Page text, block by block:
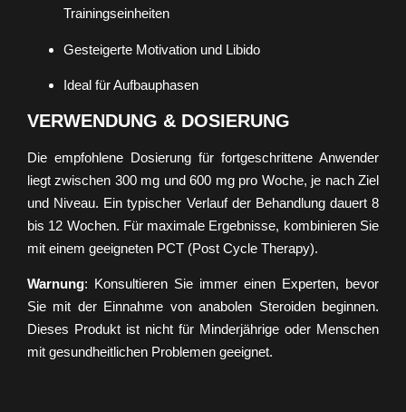
Trainingseinheiten
Gesteigerte Motivation und Libido
Ideal für Aufbauphasen
VERWENDUNG & DOSIERUNG
Die empfohlene Dosierung für fortgeschrittene Anwender
liegt zwischen 300 mg und 600 mg pro Woche, je nach Ziel
und Niveau. Ein typischer Verlauf der Behandlung dauert 8
bis 12 Wochen. Für maximale Ergebnisse, kombinieren Sie
mit einem geeigneten PCT (Post Cycle Therapy).
Warnung: Konsultieren Sie immer einen Experten, bevor
Sie mit der Einnahme von anabolen Steroiden beginnen.
Dieses Produkt ist nicht für Minderjährige oder Menschen
mit gesundheitlichen Problemen geeignet.